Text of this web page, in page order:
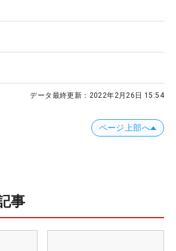
データ最終更新： 2022年2月26日 15:54
ページ上部へ
事